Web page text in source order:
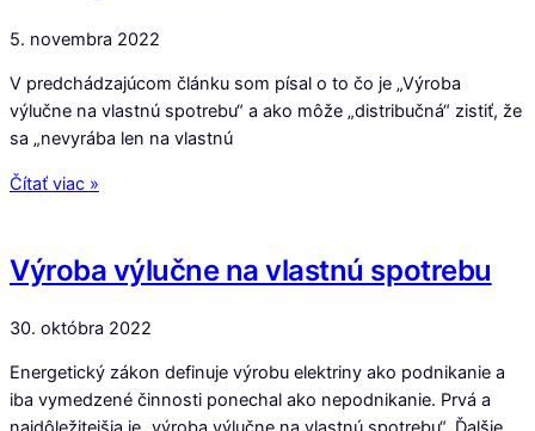
5. novembra 2022
V predchádzajúcom článku som písal o to čo je „Výroba
výlučne na vlastnú spotrebu“ a ako môže „distribučná“ zistiť, že
sa „nevyrába len na vlastnú
Čítať viac »
Výroba výlučne na vlastnú spotrebu
30. októbra 2022
Energetický zákon definuje výrobu elektriny ako podnikanie a
iba vymedzené činnosti ponechal ako nepodnikanie. Prvá a